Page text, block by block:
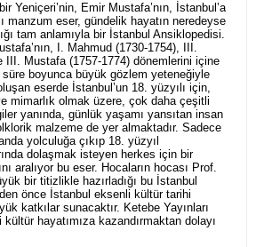
Yeniçeri’nin, Emir Mustafa’nın, İstanbul’a
manzum eser, gündelik hayatın neredeyse
tam anlamıyla bir İstanbul Ansiklopedisi.
I. Mahmud (1730-1754), III.
III. Mustafa (1757-1774) dönemlerini içine
süre boyunca büyük gözlem yeteneğiyle
eserde İstanbul’un 18. yüzyılı için,
mimarlık olmak üzere, çok daha çeşitli
yanında, günlük yaşamı yansıtan insan
malzeme de yer almaktadır. Sadece
yolculuğa çıkıp 18. yüzyıl
dolaşmak isteyen herkes için bir
aralıyor bu eser. Hocaların hocası Prof.
bir titizlikle hazırladığı bu İstanbul
önce İstanbul eksenli kültür tarihi
katkılar sunacaktır. Ketebe Yayınları
hayatımıza kazandırmaktan dolayı